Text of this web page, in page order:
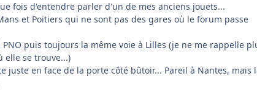
fois d'entendre parler d'un de mes anciens jouets...
et Poitiers qui ne sont pas des gares où le forum passe
PNO puis toujours la même voie à Lilles (je ne me rappelle
elle se trouve...)
juste en face de la porte côté bûtoir... Pareil à Nantes, mais